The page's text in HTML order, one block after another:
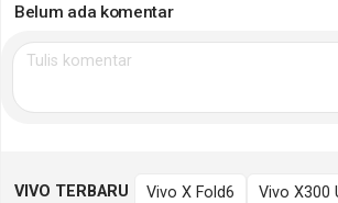
Belum ada komentar
VIVO TERBARU Vivo X Fold6 Vivo X300